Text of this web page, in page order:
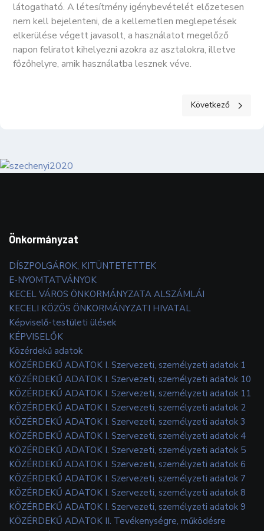
látogatható. A létesítmény igénybevételét előzetesen
nem kell bejelenteni, de a kellemetlen meglepetések
elkerülése végett javasolt, a használatot megelőző
napon feliratot kihelyezni azokra az asztalokra, illetve
főzőhelyre, amik használatba lesznek véve.
Következő cikk:
Következő
Önkormányzat
DÍSZPOLGÁROK, KITÜNTETETTEK
E-NYOMTATVÁNYOK
KECEL VÁROS ÖNKORMÁNYZATA ALSZÁMLÁI
KECELI KÖZÖS ÖNKORMÁNYZATI HIVATAL
Képviselő-testületi ülések
KÉPVISELŐK
Közérdekű adatok
KÖZÉRDEKŰ ADATOK I. Szervezeti, személyzeti adatok 1
KÖZÉRDEKŰ ADATOK I. Szervezeti, személyzeti adatok 10
KÖZÉRDEKŰ ADATOK I. Szervezeti, személyzeti adatok 11
KÖZÉRDEKŰ ADATOK I. Szervezeti, személyzeti adatok 2
KÖZÉRDEKŰ ADATOK I. Szervezeti, személyzeti adatok 3
KÖZÉRDEKŰ ADATOK I. Szervezeti, személyzeti adatok 4
KÖZÉRDEKŰ ADATOK I. Szervezeti, személyzeti adatok 5
KÖZÉRDEKŰ ADATOK I. Szervezeti, személyzeti adatok 6
KÖZÉRDEKŰ ADATOK I. Szervezeti, személyzeti adatok 7
KÖZÉRDEKŰ ADATOK I. Szervezeti, személyzeti adatok 8
KÖZÉRDEKŰ ADATOK I. Szervezeti, személyzeti adatok 9
KÖZÉRDEKŰ ADATOK II. Tevékenységre, működésre